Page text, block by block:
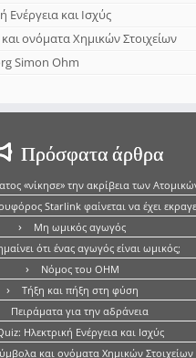
Ενέργεια και Ισχύς
ονόματα Χημικών Στοιχείων
Simon Ohm
Πρόσφατα άρθρα
«νίκησε» την ακρίβεια των
Starlink φαίνεται να έχει
Μη ωμικός αγωγός
ότι ένας αγωγός είναι ωμικός;
Νόμος του OHM
Τήξη και πήξη στη φύση
Πειράματα για την αδράνεια
Ηλεκτρική Ενέργεια και Ισχύς
και ονόματα Χημικών Στοιχείων